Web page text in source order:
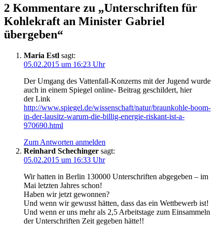
2 Kommentare zu „Unter­schrif­ten für
Koh­le­kraft an Minis­ter Gabri­el
übergeben“
Maria Estl sagt:
05.02.2015 um 16:23 Uhr
Der Umgang des Vat­ten­fall-Kon­zerns mit der Jugend wur­de
auch in einem Spie­gel online- Bei­trag geschil­dert, hier
der Link
http://www.spiegel.de/wissenschaft/natur/braunkohle-boom-
in-der-lausitz-warum-die-billig-energie-riskant-ist-a-
970690.html
Zum Antworten anmelden
Reinhard Schechinger sagt:
05.02.2015 um 16:33 Uhr
Wir hat­ten in Ber­lin 130000 Unter­schrif­ten abge­ge­ben – im
Mai letz­ten Jah­res schon!
Haben wir jetzt gewonnen?
Und wenn wir gewusst hät­ten, dass das ein Wett­be­werb ist!
Und wenn er uns mehr als 2,5 Arbeits­ta­ge zum Ein­sam­meln
der Unter­schrif­ten Zeit gege­ben hätte!!